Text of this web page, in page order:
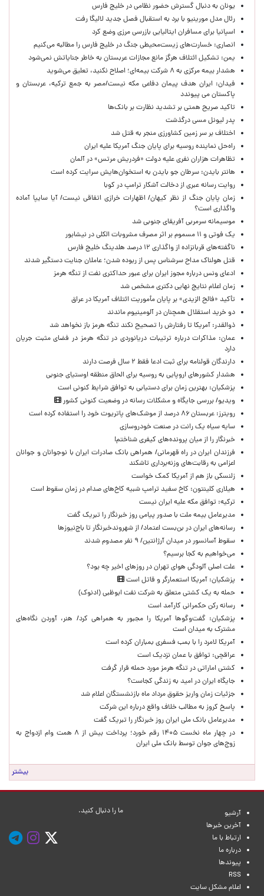
یونان به دنبال گسترش حضور نظامی در خلیج فارس
رئال مدل مورینیو با برد به استقبال فصل جدید لالیگا رفت
اسپانیا برای مسافران ایتالیایی بازرسی مرزی وضع کرد
انصاری: خسارت‌های زیست‌محیطی جنگ در خلیج فارس را مطالبه‌ می‌کنیم
یمن: تشکیل ائتلاف هرگز مانع مجازات عربستان به خاطر جنایاتش نمی‌شود
هشدار بیمه مرکزی به ۸ شرکت بیمه‌ای؛ اصلاح نکنید، تعلیق می‌شوید
فیدان: ایران هدف پیمان دفاعی مکه نیست/مصر به جمع ترکیه، عربستان و
پاکستان می پیوندد
تاکید صریح همتی بر تشدید نظارت بر بانک‌ها
پدر لیونل مسی درگذشت
اختلاف بر سر زمین کشاورزی منجر به قتل شد
راه‌حل نماینده روسیه برای پایان جنگ آمریکا علیه ایران
تظاهرات هزاران نفری علیه دولت «فردریش مرتس» در آلمان
هانتر بایدن: سرطان جو بایدن به استخوان‌هایش سرایت کرده است
روایت رسانه عبری از دخالت آشکار ترامپ در کوبا
زمان پایان جنگ از نظر کیهان/ اظهارات خرازی اتفاقی نیست/ آیا سایپا آماده
واگذاری است؟
موسیمانه سرمربی آفریقای جنوبی شد
یک فوتی و ۱۱ مسموم بر اثر مصرف مشروبات الکلی در نیشابور
ناگفته‌های قربانزاده از واگذاری ۱۲ درصد هلدینگ خلیج فارس
قتل هولناک مداح سرشناس پس از ربوده شدن؛ عاملان جنایت دستگیر شدند
ادعای ونس درباره مجوز ایران برای عبور حداکثری نفت از تنگه هرمز
زمان اعلام نتایج نهایی دکتری مشخص شد
تأکید «فالح الزیدی» بر پایان مأموریت ائتلاف آمریکا در عراق
دو خرید استقلال همچنان در آلومینیوم ماندند
ذوالقدر: آمریکا تا رفتارش را تصحیح نکند تنگه هرمز باز نخواهد شد
عمان: مذاکرات درباره ترتیبات دریانوردی در تنگه هرمز در فضای مثبت جریان
دارد
دارندگان قولنامه برای ثبت ادعا فقط ۲ سال فرصت دارند
هشدار کشورهای اروپایی به روسیه برای الحاق منطقه اوستیای جنوبی
پزشکیان‌: بهترین زمان برای دستیابی به توافق شرایط کنونی است
ویدیو/ بررسی جایگاه و مشکلات رسانه در وضعیت کنونی کشور
رویترز: عربستان ۸۶ درصد از موشک‌های پاتریوت خود را استفاده کرده است
سایه سیاه یک رانت در صنعت خودروسازی
خبرنگار را از میان پرونده‌های کیفری شناختم!
​فرزندان ایران در راه قهرمانی/ همراهی بانک صادرات ایران با نوجوانان و جوانان
اعزامی به رقابت‌های وزنه‌برداری تاشکند
زلنسکی باز هم از آمریکا کمک خواست
هیلاری کلینتون: کاخ سفید ترامپ شبیه کاخ‌های صدام در زمان سقوط است
ترکیه: توافق مکه علیه ایران نیست
مدیرعامل بیمه ملت با صدور پیامی روز خبرنگار را تبریک گفت
رسانه‌های ایران در بن‌بست اعتماد/ از شهروندخبرنگار تا باج‌نیوزها
سقوط آسانسور در میدان آرژانتین/ ۹ نفر مصدوم شدند
می‌خواهیم به کجا برسیم؟
علت اصلی آلودگی هوای تهران در روزهای اخیر چه بود؟
پزشکیان: آمریکا استعمارگر و قاتل است
حمله به یک کشتی متعلق به شرکت نفت ابوظبی (ادنوک)
رسانه رکن حکمرانی کارآمد است
پزشکیان: گفت‌وگوها آمریکا را مجبور به همراهی کرد/ هنر، آوردن نگاه‌های
مشترک به میدان است
آمریکا لامرد را با بمب فسفری بمباران کرده است
عراقچی: توافق با عمان نزدیک است
کشتی اماراتی در تنگه هرمز مورد حمله قرار گرفت
جایگاه ایران در امید به زندگی کجاست؟
جزئیات زمان واریز حقوق مرداد ماه بازنشستگان اعلام شد
پاسخ کروز به مطالب خلاف واقع درباره این شرکت
مدیرعامل بانک ملی ایران روز خبرنگار را تبریک گفت
در چهار ماه نخست ۱۴۰۵ رقم خورد؛ پرداخت بیش از ۸ همت وام ازدواج به
زوج‌های جوان توسط بانک ملی ایران
بیشتر
آرشیو
آخرین خبرها
ارتباط با ما
درباره ما
پیوندها
RSS
اعلام مشکل سایت
ما را دنبال کنید.